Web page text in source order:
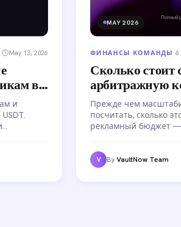
May 13, 2026
в
и
MAY 2026
ФИНАНСЫ КОМАНДЫ ·6
Сколько стоит
арбитражную
разбор расходов
Прежде чем
посчитать, сколько
рекламный бюджет
Полный разбор
можно сэкономить.
V ByVaultNow Team